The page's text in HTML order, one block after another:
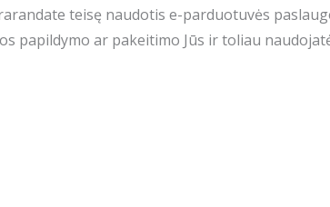
teisę naudotis e-parduotuvės
papildymo ar pakeitimo Jūs ir toliau